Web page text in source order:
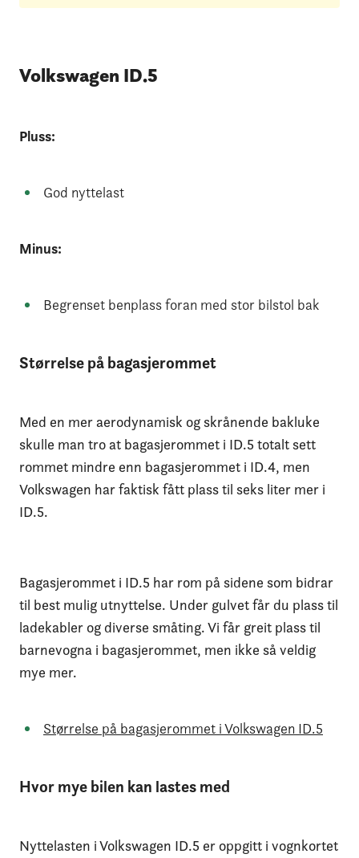
Volkswagen ID.5
Pluss:
God nyttelast
Minus:
Begrenset benplass foran med stor bilstol bak
Størrelse på bagasjerommet
Med en mer aerodynamisk og skrånende bakluke
skulle man tro at bagasjerommet i ID.5 totalt sett
rommet mindre enn bagasjerommet i ID.4, men
Volkswagen har faktisk fått plass til seks liter mer i
ID.5.
Bagasjerommet i ID.5 har rom på sidene som bidrar
til best mulig utnyttelse. Under gulvet får du plass til
ladekabler og diverse småting. Vi får greit plass til
barnevogna i bagasjerommet, men ikke så veldig
mye mer.
Størrelse på bagasjerommet i Volkswagen ID.5
Hvor mye bilen kan lastes med
Nyttelasten i Volkswagen ID.5 er oppgitt i vognkortet